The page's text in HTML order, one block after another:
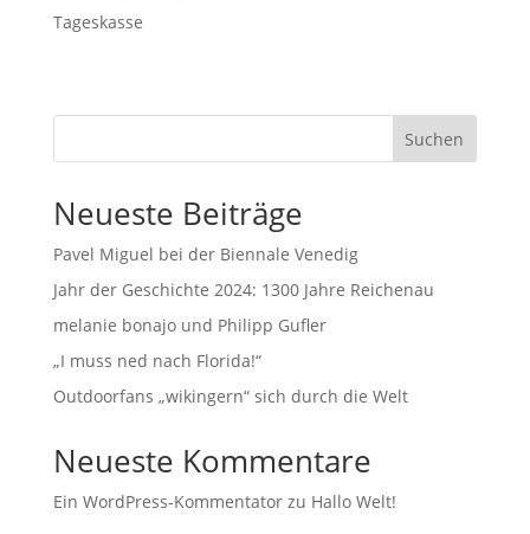
Tageskasse
Suchen
Neueste Beiträge
Pavel Miguel bei der Biennale Venedig
Jahr der Geschichte 2024: 1300 Jahre Reichenau
melanie bonajo und Philipp Gufler
„I muss ned nach Florida!“
Outdoorfans „wikingern“ sich durch die Welt
Neueste Kommentare
Ein WordPress-Kommentatorzu Hallo Welt!